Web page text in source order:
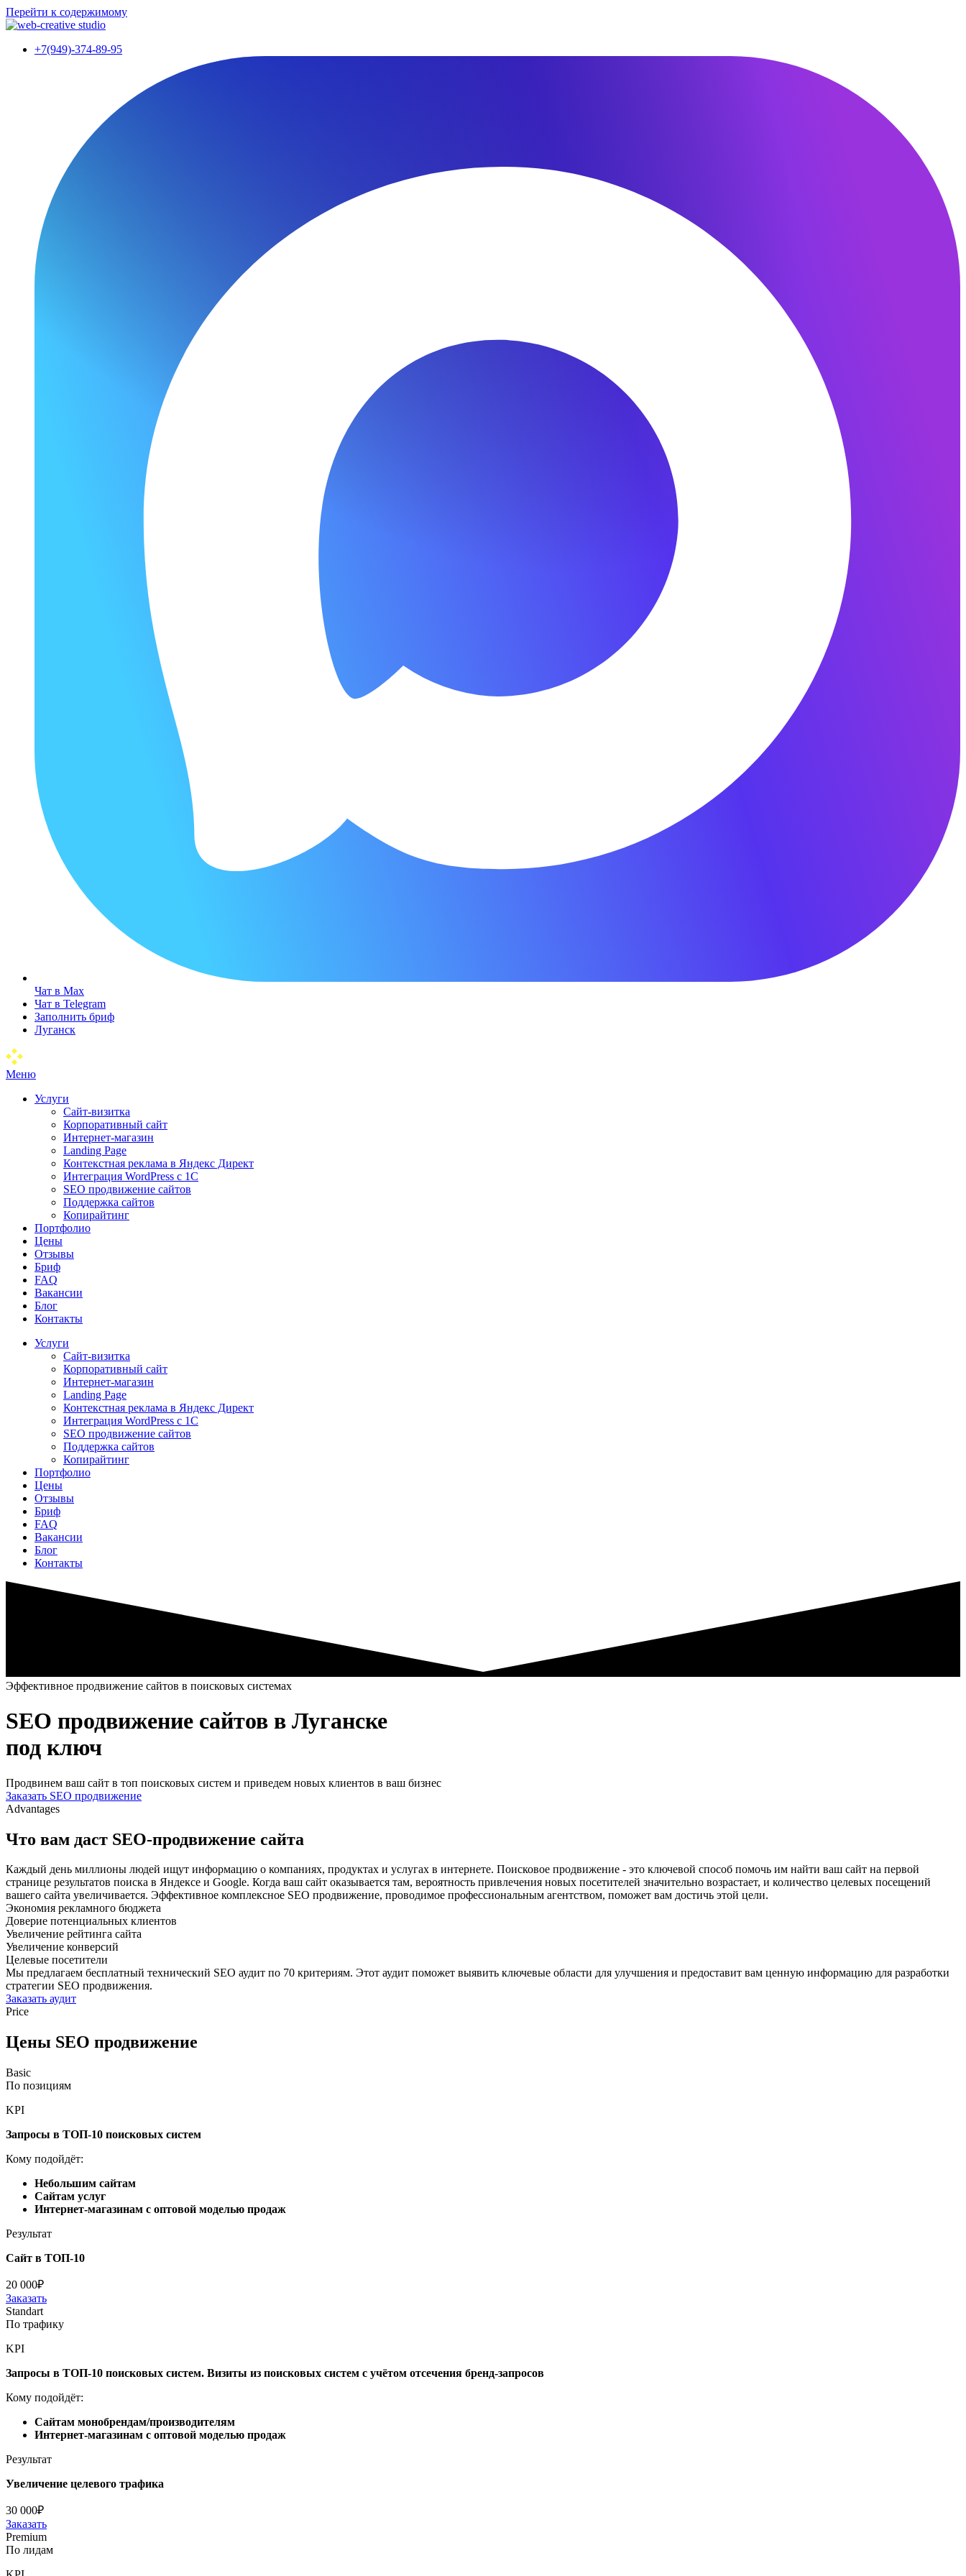
Перейти к содержимому
+7(949)-374-89-95
Чат в Max
Чат в Telegram
Заполнить бриф
Луганск
Меню
Услуги
Сайт-визитка
Корпоративный сайт
Интернет-магазин
Landing Page
Контекстная реклама в Яндекс Директ
Интеграция WordPress c 1C
SEO продвижение сайтов
Поддержка сайтов
Копирайтинг
Портфолио
Цены
Отзывы
Бриф
FAQ
Вакансии
Блог
Контакты
Услуги
Сайт-визитка
Корпоративный сайт
Интернет-магазин
Landing Page
Контекстная реклама в Яндекс Директ
Интеграция WordPress c 1C
SEO продвижение сайтов
Поддержка сайтов
Копирайтинг
Портфолио
Цены
Отзывы
Бриф
FAQ
Вакансии
Блог
Контакты
Эффективное продвижение сайтов в поисковых системах
SEO продвижение сайтов в Луганске
под ключ
Продвинем ваш сайт в топ поисковых систем и приведем новых клиентов в ваш бизнес
Заказать SEO продвижение
Advantages
Что вам даст SEO-продвижение сайта
Каждый день миллионы людей ищут информацию о компаниях, продуктах и услугах в интернете. Поисковое продвижение - это ключевой способ помочь им найти ваш сайт на первой
странице результатов поиска в Яндексе и Google. Когда ваш сайт оказывается там, вероятность привлечения новых посетителей значительно возрастает, и количество целевых посещений
вашего сайта увеличивается. Эффективное комплексное SEO продвижение, проводимое профессиональным агентством, поможет вам достичь этой цели.
Экономия рекламного бюджета
Доверие потенциальных клиентов
Увеличение рейтинга сайта
Увеличение конверсий
Целевые посетители
Мы предлагаем бесплатный технический SEO аудит по 70 критериям. Этот аудит поможет выявить ключевые области для улучшения и предоставит вам ценную информацию для разработки
стратегии SEO продвижения.
Заказать аудит
Price
Цены SEO продвижение
Basic
По позициям
KPI
Запросы в ТОП-10 поисковых систем
Кому подойдёт:
Небольшим сайтам
Сайтам услуг
Интернет-магазинам с оптовой моделью продаж
Результат
Сайт в ТОП-10
20 000₽
Заказать
Standart
По трафику
KPI
Запросы в ТОП-10 поисковых систем. Визиты из поисковых систем с учётом отсечения бренд-запросов
Кому подойдёт:
Сайтам монобрендам/производителям
Интернет-магазинам с оптовой моделью продаж
Результат
Увеличение целевого трафика
30 000₽
Заказать
Premium
По лидам